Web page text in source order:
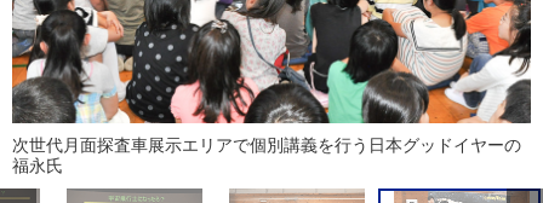
次世代月面探査車展示エリアで個別講義を行う日本グッドイヤーの
福永氏